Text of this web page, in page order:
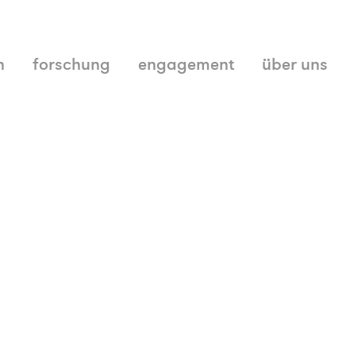
forschung engagement über uns